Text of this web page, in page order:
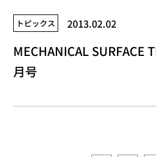
トピックス 2013.02.02
MECHANICAL
月号